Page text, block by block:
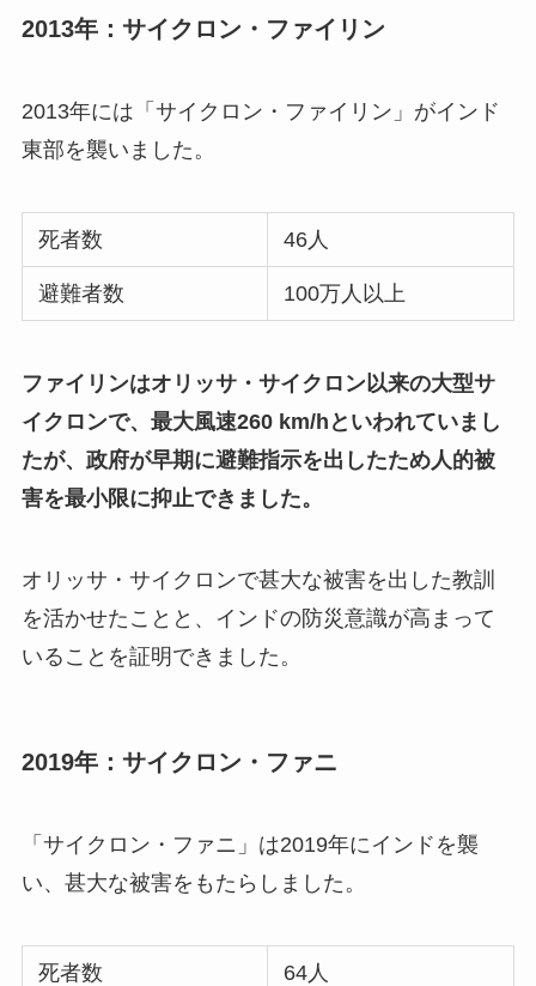
2013年：サイクロン・ファイリン
2013年には「サイクロン・ファイリン」がインド
東部を襲いました。
死者数 46人
避難者数 100万人以上
ファイリンはオリッサ・サイクロン以来の大型サ
イクロンで、最大風速260 km/hといわれていまし
たが、政府が早期に避難指示を出したため人的被
害を最小限に抑止できました。
オリッサ・サイクロンで甚大な被害を出した教訓
を活かせたことと、インドの防災意識が高まって
いることを証明できました。
2019年：サイクロン・ファニ
「サイクロン・ファニ」は2019年にインドを襲
い、甚大な被害をもたらしました。
死者数 64人